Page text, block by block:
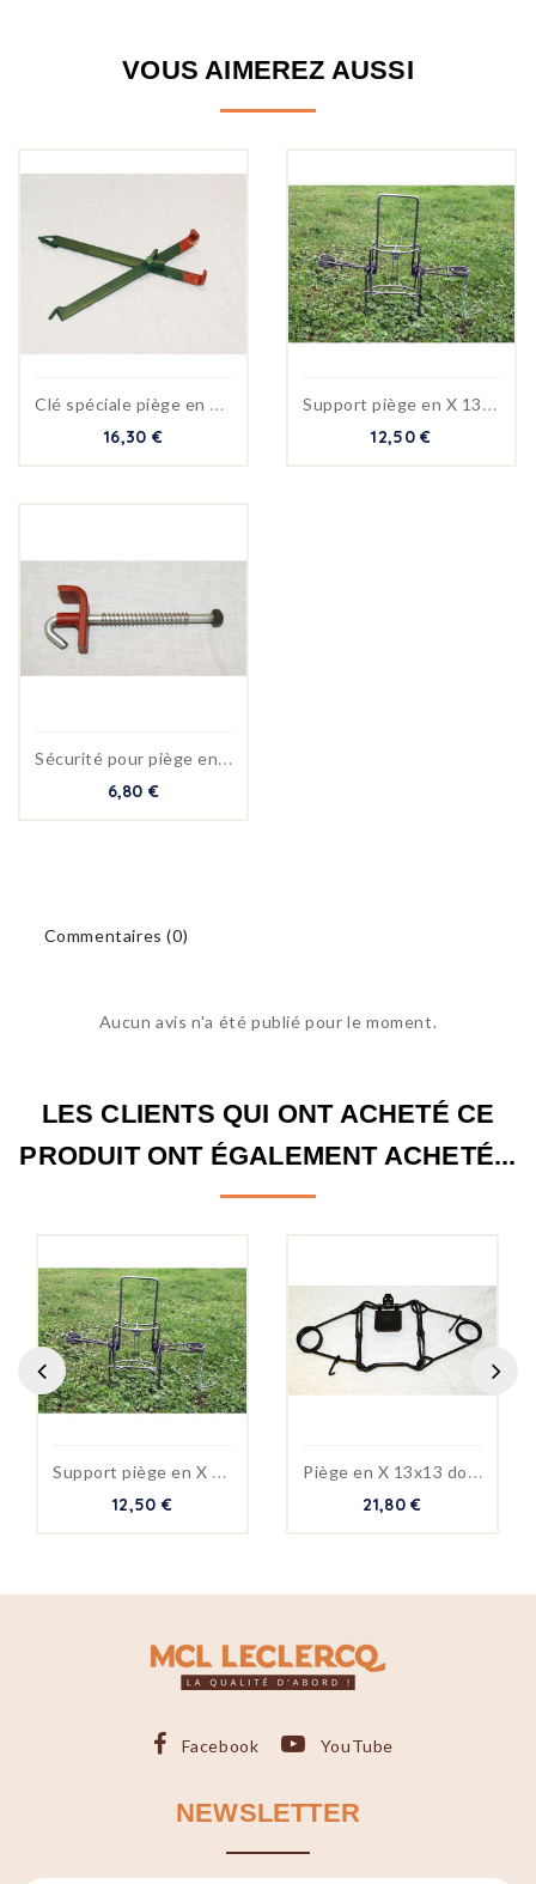
VOUS AIMEREZ AUSSI
C
lé spéciale piège en X 13x13
16,30 €
S
upport piège en X 13x13cm
12,50 €
S
écurité pour piège en X de...
6,80 €
Commentaires (0)
Aucun avis n'a été publié pour le moment.
LES CLIENTS QUI ONT ACHETÉ CE
PRODUIT ONT ÉGALEMENT ACHETÉ...
S
upport piège en X 13x13cm
12,50 €
P
iège en X 13x13 double...
21,80 €
Facebook YouTube
NEWSLETTER